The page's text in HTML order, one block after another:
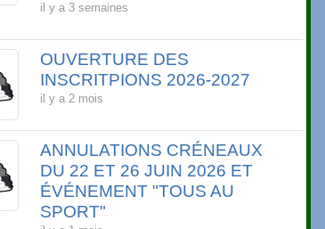
il y a 3 semaines
OUVERTURE DES
INSCRITPIONS 2026-2027
il y a 2 mois
ANNULATIONS CRÉNEAUX
DU 22 ET 26 JUIN 2026 ET
ÉVÉNEMENT "TOUS AU
SPORT"